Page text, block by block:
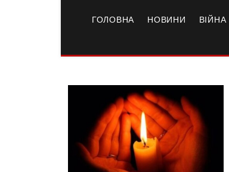
ГОЛОВНА НОВИНИ ВІЙНА